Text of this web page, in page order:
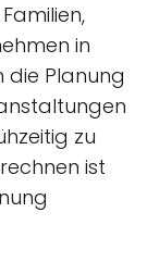
in
Planung
zu
ist